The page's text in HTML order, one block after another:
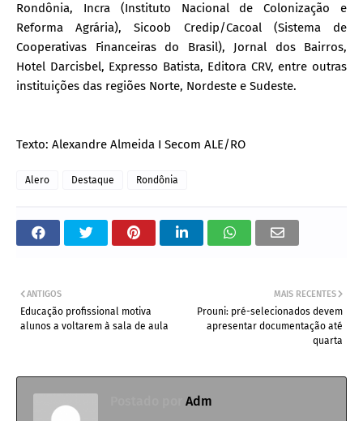
Rondônia, Incra (Instituto Nacional de Colonização e
Reforma Agrária), Sicoob Credip/Cacoal (Sistema de
Cooperativas Financeiras do Brasil), Jornal dos Bairros,
Hotel Darcisbel, Expresso Batista, Editora CRV, entre outras
instituições das regiões Norte, Nordeste e Sudeste.
Texto: Alexandre Almeida I Secom ALE/RO
Alero Destaque Rondônia
MAIS RECENTES
Prouni: pré-selecionados devem
apresentar documentação até
quarta
ANTIGOS
Educação profissional motiva
alunos a voltarem à sala de aula
Adm